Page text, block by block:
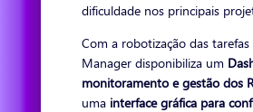
dificuldade nos principais
Com a robotização das
Manager disponibiliza um
monitoramento e gestão dos
uma interface gráfica para